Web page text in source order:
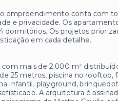
empreendimento conta com
e privacidade. Os
dormitórios. Os projetos
em cada detalhe.
mais de 2.000 m²
25 metros, piscina no rooftop,
infantil, playground,
A arquitetura é